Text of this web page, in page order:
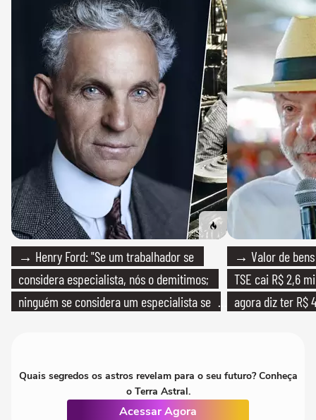
→ Henry Ford: "Se um trabalhador se
considera especialista, nós o demitimos;
ninguém se considera um especialista se
→ Valor de
TSE cai R$ 2,6
agora diz ter R$
Quais segredos os astros revelam para o seu futuro? Conheça
o Terra Astral.
Acessar Agora